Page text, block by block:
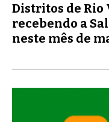
Distritos de
recebendo a
neste mês de